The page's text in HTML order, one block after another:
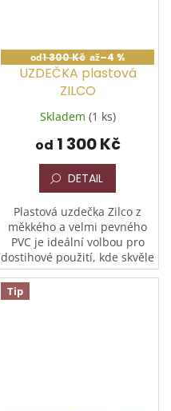
od1 300 Kč až–4 %
UZDEČKA plastová
ZILCO
Skladem (1 ks)
od 1 300 Kč
DETAIL
Plastová uzdečka Zilco z
měkkého a velmi pevného
PVC je ideální volbou pro
dostihové použití, kde skvěle
doplní stájové barvy. Díky
jednoduché údržbě, nízké
Tip